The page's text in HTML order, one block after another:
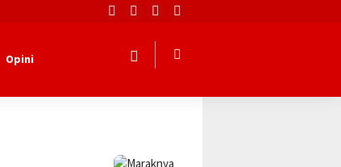
Opini